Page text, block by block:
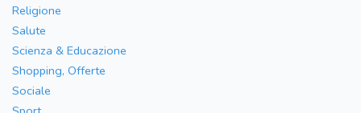
Religione
Salute
Scienza & Educazione
Shopping, Offerte
Sociale